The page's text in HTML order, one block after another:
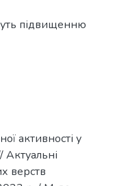
підвищенню
активності у
Актуальні
верств